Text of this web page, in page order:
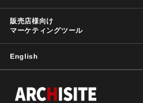
販売店様向け
マーケティングツール
English